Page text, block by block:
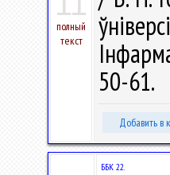
полный
текст
50-61.
Добавить в
ББК 22.